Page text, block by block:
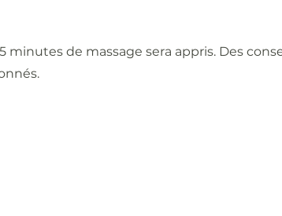
de massage sera appris. Des